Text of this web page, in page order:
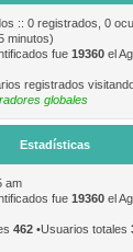
:: 0 registrados, 0
minutos)
fue 19360 el
registrados
globales
Estadísticas
am
fue 19360 el
462 •Usuarios totales